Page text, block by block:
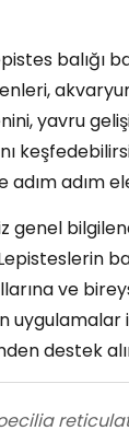
balığı
yavru
adım
genel
ve
destek